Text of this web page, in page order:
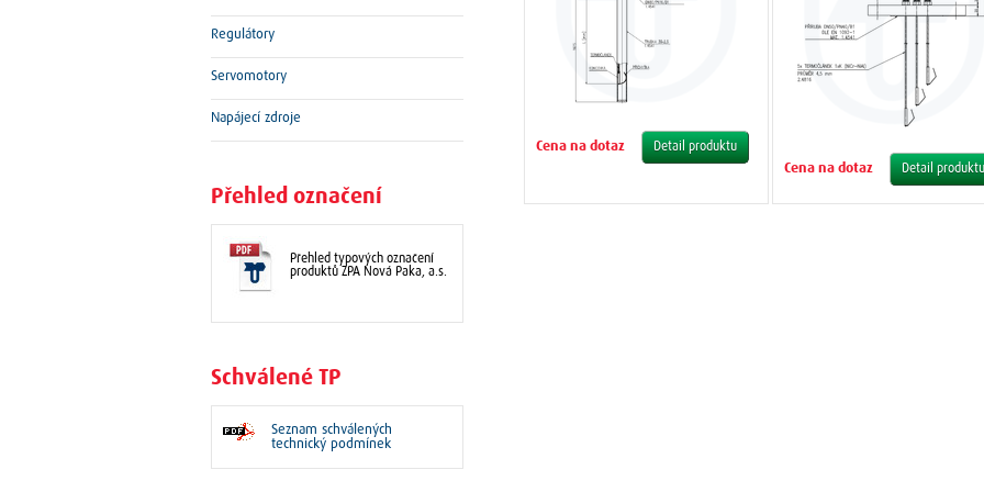
Cena na dotaz Detail produktu
Cena na dotaz Detail produktu
Regulátory
Servomotory
Napájecí zdroje
Přehled označení
Přehled typových označení
produktů ZPA Nová Paka, a.s.
Schválené TP
Seznam schválených
technický podmínek